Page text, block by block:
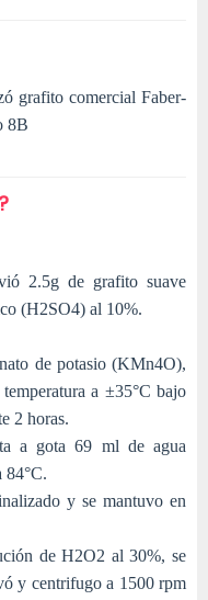
grafito comercial Faber-
8B
2.5g de grafito suave
(H2SO4) al 10%.
de potasio (KMn4O),
a ±35°C bajo
2 horas.
a gota 69 ml de agua
84°C.
y se mantuvo en
de H2O2 al 30%, se
y centrifugo a 1500 rpm